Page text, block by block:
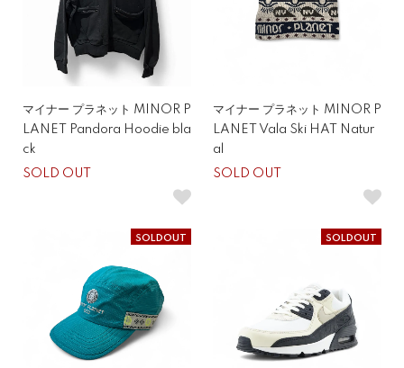
マイナー プラネット MINOR P
LANET Pandora Hoodie bla
ck
SOLD OUT
マイナー プラネット MINOR P
LANET Vala Ski HAT Natur
al
SOLD OUT
SOLDOUT SOLDOUT